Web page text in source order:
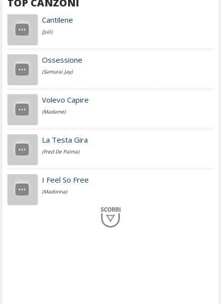
Achille Lauro
Cesare Cremonini
Jovanotti
Fedez
Simone Cristicchi
TOP CANZONI
Cantilene
(Juli)
Ossessione
(Samurai Jay)
Volevo Capire
(Madame)
La Testa Gira
(Fred De Palma)
I Feel So Free
(Madonna)